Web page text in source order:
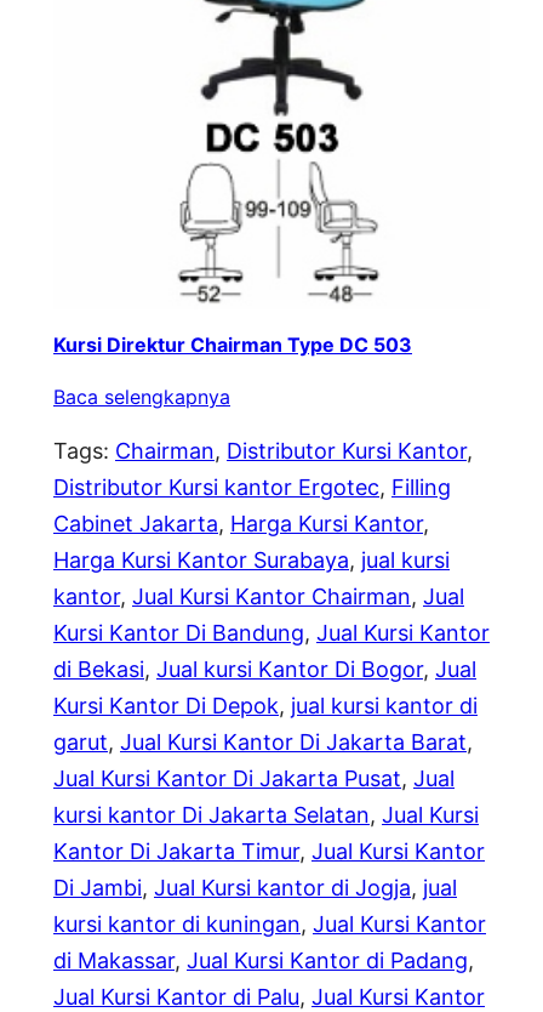
Kursi Direktur Chairman Type DC 503
Baca selengkapnya
Tags: Chairman, Distributor Kursi Kantor
Distributor Kursi kantor Ergotec, Filling
Cabinet Jakarta, Harga Kursi Kantor
Harga Kursi Kantor Surabaya, jual kursi
kantor, Jual Kursi Kantor Chairman, Jual
Kursi Kantor Di Bandung, Jual Kursi Kantor
di Bekasi, Jual kursi Kantor Di Bogor, Jual
Kursi Kantor Di Depok, jual kursi kantor di
garut, Jual Kursi Kantor Di Jakarta Barat
Jual Kursi Kantor Di Jakarta Pusat, Jual
kursi kantor Di Jakarta Selatan, Jual Kursi
Kantor Di Jakarta Timur, Jual Kursi Kantor
Di Jambi, Jual Kursi kantor di Jogja, jual
kursi kantor di kuningan, Jual Kursi Kantor
di Makassar, Jual Kursi Kantor di Padang
Jual Kursi Kantor di Palu, Jual Kursi Kantor